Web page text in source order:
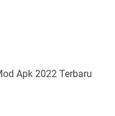
Apk 2022 Terbaru